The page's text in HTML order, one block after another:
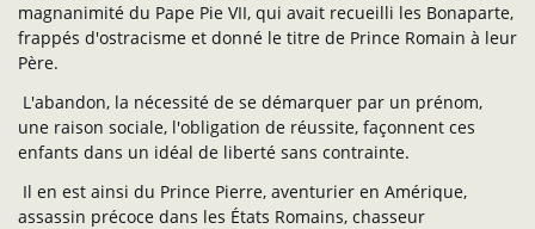
magnanimité du Pape Pie VII, qui avait recueilli les Bonaparte,
frappés d'ostracisme et donné le titre de Prince Romain à leur
Père.
L'abandon, la nécessité de se démarquer par un prénom,
une raison sociale, l'obligation de réussite, façonnent ces
enfants dans un idéal de liberté sans contrainte.
Il en est ainsi du Prince Pierre, aventurier en Amérique,
assassin précoce dans les États Romains, chasseur